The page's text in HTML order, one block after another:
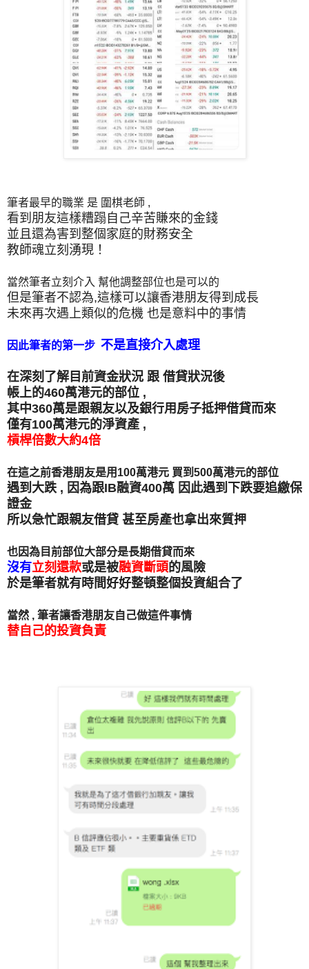
筆者最早的職業 是 圍棋老師 ,
看到朋友這樣糟蹋自己辛苦賺來的金錢
並且還為害到整個家庭的財務安全
教師魂立刻湧現！
當然筆者立刻介入 幫他調整部位也是可以的
但是筆者不認為,這樣可以讓香港朋友得到成長
未來再次遇上類似的危機 也是意料中的事情
因此筆者的第一步 不是直接介入處理
在深刻了解目前資金狀況 跟 借貸狀況後
帳上的460萬港元的部位 ,
其中360萬是跟親友以及銀行用房子抵押借貸而來
僅有100萬港元的淨資產 ,
槓桿倍數大約4倍
在這之前香港朋友是用100萬港元 買到500萬港元的部位
遇到大跌 , 因為跟IB融資400萬 因此遇到下跌要追繳保
證金
所以急忙跟親友借貸 甚至房產也拿出來質押
也因為目前部位大部分是長期借貸而來
沒有立刻還款或是被融資斷頭的風險
於是筆者就有時間好好整頓整個投資組合了
當然 , 筆者讓香港朋友自己做這件事情
替自己的投資負責